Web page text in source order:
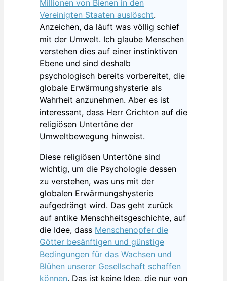
Millionen von Bienen in den
Vereinigten Staaten auslöscht.
Anzeichen, da läuft was völlig schief
mit der Umwelt. Ich glaube Menschen
verstehen dies auf einer instinktiven
Ebene und sind deshalb
psychologisch bereits vorbereitet, die
globale Erwärmungshysterie als
Wahrheit anzunehmen. Aber es ist
interessant, dass Herr Crichton auf die
religiösen Untertöne der
Umweltbewegung hinweist.
Diese religiösen Untertöne sind
wichtig, um die Psychologie dessen
zu verstehen, was uns mit der
globalen Erwärmungshysterie
aufgedrängt wird. Das geht zurück
auf antike Menschheitsgeschichte, auf
die Idee, dass Menschenopfer die
Götter besänftigen und günstige
Bedingungen für das Wachsen und
Blühen unserer Gesellschaft schaffen
können. Das ist keine Idee, die nur von